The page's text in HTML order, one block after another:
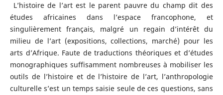
L’histoire de l’art est le parent pauvre du champ dit des
études africaines dans l’espace francophone, et
singulièrement français, malgré un regain d’intérêt du
milieu de l’art (expositions, collections, marché) pour les
arts d’Afrique. Faute de traductions théoriques et d’études
monographiques suffisamment nombreuses à mobiliser les
outils de l’histoire et de l’histoire de l’art, l’anthropologie
culturelle s’est un temps saisie seule de ces questions, sans